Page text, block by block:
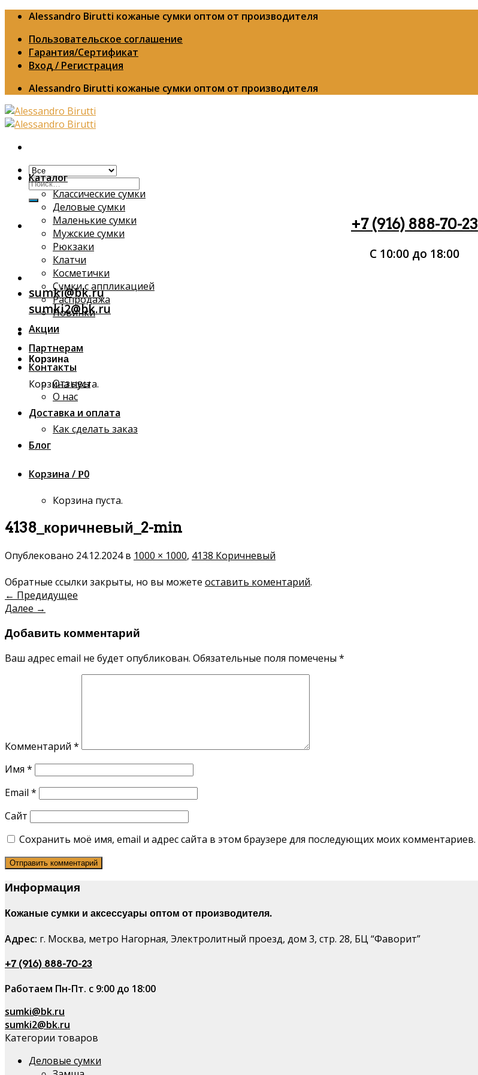
Skip
content
Alessandro Birutti кожаные сумки оптом от производителя
Пользовательское соглашение
Гарантия/Сертификат
Вход / Регистрация
Alessandro Birutti кожаные сумки оптом от производителя
Искать:
+7 (916) 888-70-23
С 10:00 до 18:00
sumki@bk.ru
sumki2@bk.ru
Корзина
Корзина пуста.
Каталог
Классические сумки
Деловые сумки
Маленькие сумки
Мужские сумки
Рюкзаки
Клатчи
Косметички
Сумки с аппликацией
Распродажа
Новинки
Акции
Партнерам
Контакты
Отзывы
О нас
Доставка и оплата
Как сделать заказ
Блог
Корзина / Р0
Корзина пуста.
4138_коричневый_2-min
Опублековано 24.12.2024в 1000 × 1000, 4138 Коричневый
Обратные ссылки закрыты, но вы можете оставить коментарий.
← Предидущее
Далее →
Добавить комментарий
Ваш адрес email не будет опубликован. Обязательные поля помечены *
Комментарий *
Имя *
Email *
Сайт
Сохранить моё имя, email и адрес сайта в этом браузере для последующих моих комментариев.
Информация
Кожаные сумки и аксессуары оптом от производителя.
Адрес: г. Москва, метро Нагорная, Электролитный проезд, дом 3, стр. 28, БЦ “Фаворит”
+7 (916) 888-70-23
Работаем Пн-Пт. с 9:00 до 18:00
sumki@bk.ru
sumki2@bk.ru
Категории товаров
Деловые сумки